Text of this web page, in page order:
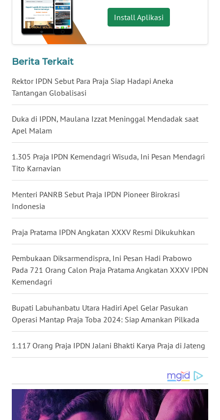
Install Aplikasi
Berita Terkait
Rektor IPDN Sebut Para Praja Siap Hadapi Aneka
Tantangan Globalisasi
Duka di IPDN, Maulana Izzat Meninggal Mendadak saat
Apel Malam
1.305 Praja IPDN Kemendagri Wisuda, Ini Pesan Mendagri
Tito Karnavian
Menteri PANRB Sebut Praja IPDN Pioneer Birokrasi
Indonesia
Praja Pratama IPDN Angkatan XXXV Resmi Dikukuhkan
Pembukaan Diksarmendispra, Ini Pesan Hadi Prabowo
Pada 721 Orang Calon Praja Pratama Angkatan XXXV IPDN
Kemendagri
Bupati Labuhanbatu Utara Hadiri Apel Gelar Pasukan
Operasi Mantap Praja Toba 2024: Siap Amankan Pilkada
1.117 Orang Praja IPDN Jalani Bhakti Karya Praja di Jateng
WN
MALUKU
WN
MALUT
WN
DAIRI
WN
DANAU
TAPANULI
SELATAN
WN
TANJUNG
LESUNG
WN
SIMALUNGUN
WN